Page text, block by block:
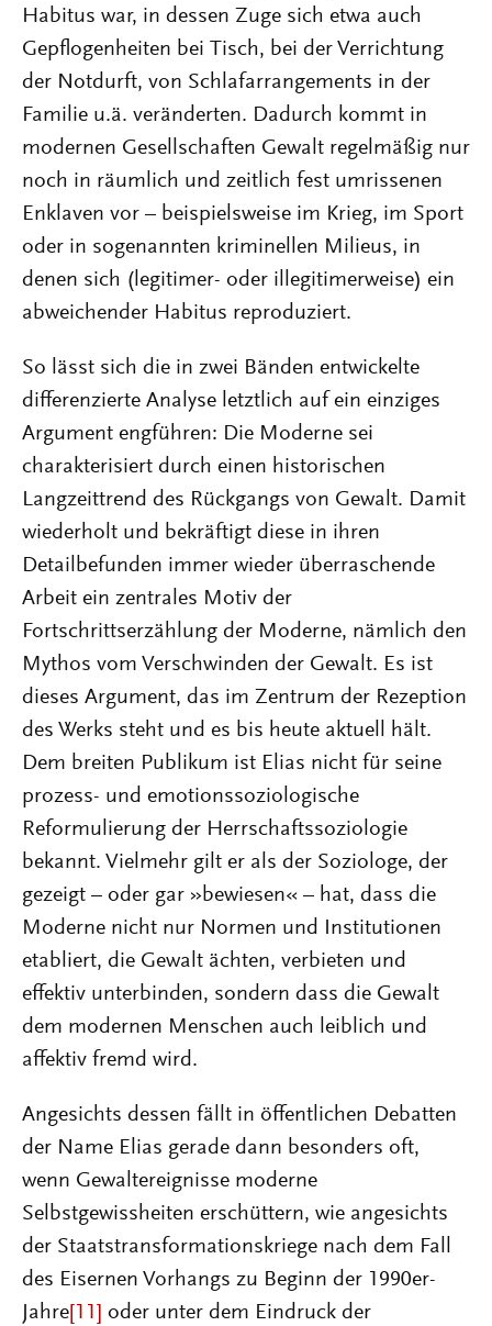
Habitus war, in dessen Zuge sich etwa auch
Gepflogenheiten bei Tisch, bei der Verrichtung
der Notdurft, von Schlafarrangements in der
Familie u.ä. veränderten. Dadurch kommt in
modernen Gesellschaften Gewalt regelmäßig nur
noch in räumlich und zeitlich fest umrissenen
Enklaven vor – beispielsweise im Krieg, im Sport
oder in sogenannten kriminellen Milieus, in
denen sich (legitimer- oder illegitimerweise) ein
abweichender Habitus reproduziert.
So lässt sich die in zwei Bänden entwickelte
differenzierte Analyse letztlich auf ein einziges
Argument engführen: Die Moderne sei
charakterisiert durch einen historischen
Langzeittrend des Rückgangs von Gewalt. Damit
wiederholt und bekräftigt diese in ihren
Detailbefunden immer wieder überraschende
Arbeit ein zentrales Motiv der
Fortschrittserzählung der Moderne, nämlich den
Mythos vom Verschwinden der Gewalt. Es ist
dieses Argument, das im Zentrum der Rezeption
des Werks steht und es bis heute aktuell hält.
Dem breiten Publikum ist Elias nicht für seine
prozess- und emotionssoziologische
Reformulierung der Herrschaftssoziologie
bekannt. Vielmehr gilt er als der Soziologe, der
gezeigt – oder gar »bewiesen« – hat, dass die
Moderne nicht nur Normen und Institutionen
etabliert, die Gewalt ächten, verbieten und
effektiv unterbinden, sondern dass die Gewalt
dem modernen Menschen auch leiblich und
affektiv fremd wird.
Angesichts dessen fällt in öffentlichen Debatten
der Name Elias gerade dann besonders oft,
wenn Gewaltereignisse moderne
Selbstgewissheiten erschüttern, wie angesichts
der Staatstransformationskriege nach dem Fall
des Eisernen Vorhangs zu Beginn der 1990er-
Jahre [11]
oder unter dem Eindruck der